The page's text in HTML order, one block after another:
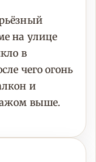
на улице
в
чего огонь
и
выше.